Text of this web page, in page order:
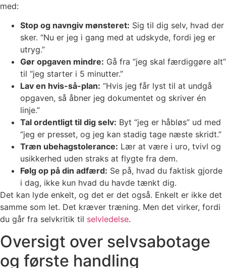
med:
Stop og navngiv mønsteret: Sig til dig selv, hvad der
sker. “Nu er jeg i gang med at udskyde, fordi jeg er
utryg.”
Gør opgaven mindre: Gå fra “jeg skal færdiggøre alt”
til “jeg starter i 5 minutter.”
Lav en hvis-så-plan: “Hvis jeg får lyst til at undgå
opgaven, så åbner jeg dokumentet og skriver én
linje.”
Tal ordentligt til dig selv: Byt “jeg er håbløs” ud med
“jeg er presset, og jeg kan stadig tage næste skridt.”
Træn ubehagstolerance: Lær at være i uro, tvivl og
usikkerhed uden straks at flygte fra dem.
Følg op på din adfærd: Se på, hvad du faktisk gjorde
i dag, ikke kun hvad du havde tænkt dig.
Det kan lyde enkelt, og det er det også. Enkelt er ikke det
samme som let. Det kræver træning. Men det virker, fordi
du går fra selvkritik til selvledelse.
Oversigt over selvsabotage
og første handling